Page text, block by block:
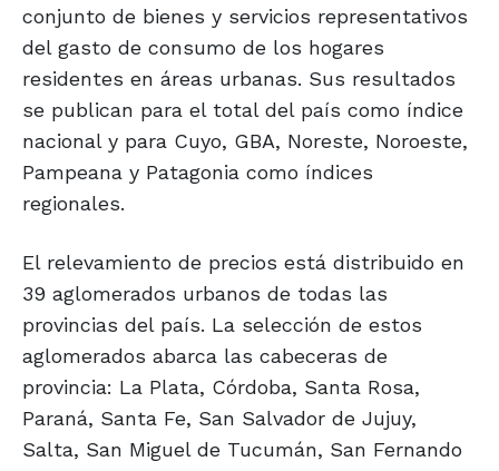
conjunto de bienes y servicios representativos
del gasto de consumo de los hogares
residentes en áreas urbanas. Sus resultados
se publican para el total del país como índice
nacional y para Cuyo, GBA, Noreste, Noroeste,
Pampeana y Patagonia como índices
regionales.
El relevamiento de precios está distribuido en
39 aglomerados urbanos de todas las
provincias del país. La selección de estos
aglomerados abarca las cabeceras de
provincia: La Plata, Córdoba, Santa Rosa,
Paraná, Santa Fe, San Salvador de Jujuy,
Salta, San Miguel de Tucumán, San Fernando